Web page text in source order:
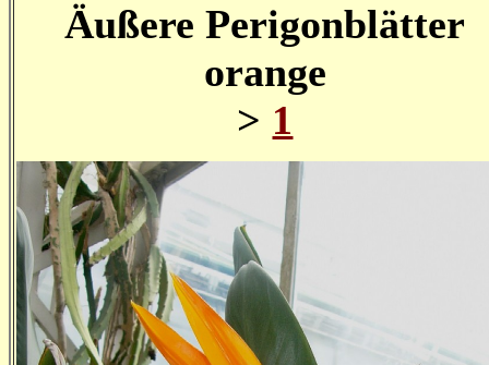
Äußere Perigonblätter
orange
> 1